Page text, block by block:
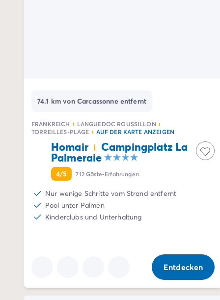
Campingplatz Adria
Campingplatz Baskenland
Campingplatz Camargue
Campingplatz Côte d'Azur
Campingplatz Dune du Pilat
Campingplatz Elba-Insel
Campingplatz Ile de Ré
Campingplatz Mittelmeer
Campingplatz Plitvicer
Campingplatz Südfrankreichs
Treueprogramm
74.1 km von Carcassonne entfernt
FRANKREICH
LANGUEDOC ROUSSILLON
TORREILLES-PLAGE
AUF DER KARTE ANZEIGEN
Homair Campingplatz La
Palmeraie
4/5 712Gäste-Erfahrungen
Nur wenige Schritte vom Strand entfernt
Pool unter Palmen
Kinderclubs und Unterhaltung
Entdecken